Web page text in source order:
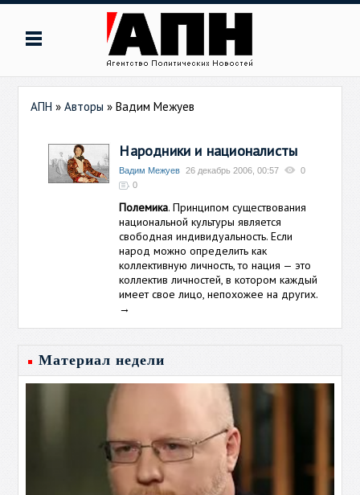
АПН »Авторы »Вадим Межуев
Народники и националисты
Вадим Межуев 26 декабрь 2006, 00:57
0
0
Полемика. Принципом существования
национальной культуры является
свободная индивидуальность. Если
народ можно определить как
коллективную личность, то нация — это
коллектив личностей, в котором каждый
имеет свое лицо, непохожее на других.
→
Материал недели